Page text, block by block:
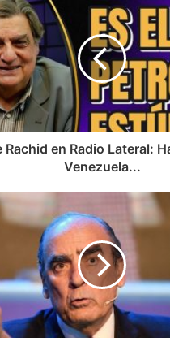
Rachid en Radio Lateral:
Venezuela...